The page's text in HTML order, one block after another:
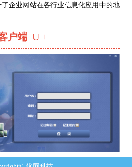
企业网站在各行业信息化应用中的地
户端 U +